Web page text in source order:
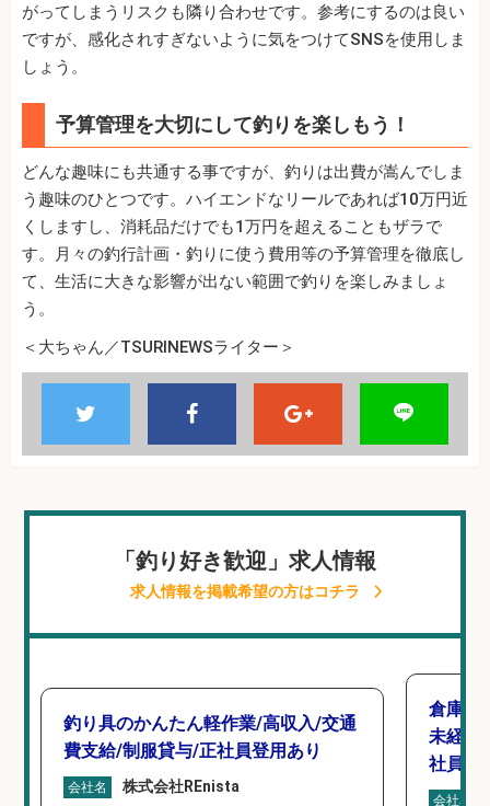
がってしまうリスクも隣り合わせです。参考にするのは良い
ですが、感化されすぎないように気をつけてSNSを使用しま
しょう。
予算管理を大切にして釣りを楽しもう！
どんな趣味にも共通する事ですが、釣りは出費が嵩んでしま
う趣味のひとつです。ハイエンドなリールであれば10万円近
くしますし、消耗品だけでも1万円を超えることもザラで
す。月々の釣行計画・釣りに使う費用等の予算管理を徹底し
て、生活に大きな影響が出ない範囲で釣りを楽しみましょ
う。
＜大ちゃん／TSURINEWSライター＞
「釣り好き歓迎」求人情報
求人情報を掲載希望の方はコチラ
釣り具のかんたん軽作業/高収入/交通
費支給/制服貸与/正社員登用あり
会社名 株式会社REnista
倉庫で
未経験
社員登
会社名